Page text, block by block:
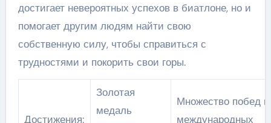
достигает невероятных успехов в биатлоне, но и
помогает другим людям найти свою
собственную силу, чтобы справиться с
трудностями и покорить свои горы.
Достижения:
Золотая
медаль
Множество побед в
международных